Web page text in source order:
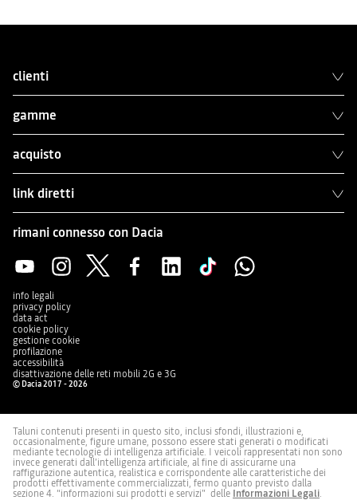
clienti
gamme
acquisto
link diretti
rimani connesso con Dacia
info legali
privacy policy
data act
cookie policy
gestione cookie
profilazione
accessibilità
disattivazione delle reti mobili 2G e 3G
© Dacia 2017 - 2026
Taluni contenuti presenti in questo sito, inclusi sfondi, illustrazioni e,
occasionalmente, figure umane, possono essere stati generati o modificati
mediante tecnologie di intelligenza artificiale. I veicoli rappresentati non sono
invece generati dall’intelligenza artificiale, al fine di assicurarne una
raffigurazione autentica, realistica e corrispondente alle caratteristiche dei
prodotti effettivamente commercializzati, fermo quanto previsto dalla
sezione 4. “informazioni sui prodotti e servizi” delle Informazioni Legali.